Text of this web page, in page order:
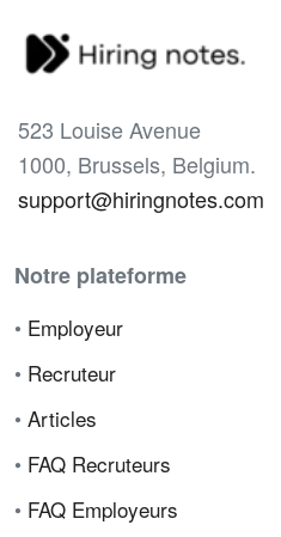
523 Louise Avenue
1000, Brussels, Belgium.
support@hiringnotes.com
Notre plateforme
• Employeur
• Recruteur
• Articles
• FAQ Recruteurs
• FAQ Employeurs